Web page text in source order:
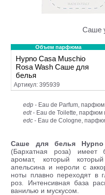
Саше
Объем парфюма
Hypno Casa Muschio
Rosa Wash Саше для
белья
Артикул: 395939
edp - Eau de Parfum,
edt- Eau de Toilette, парфюм
edc - Eau de Cologne,
Саше для белья
(Бархатная роза) имеет
аромат, который
апельсина и нероли с
ноты плавно переходят в
роз. Интенсивная база
ванилью и мускусом.